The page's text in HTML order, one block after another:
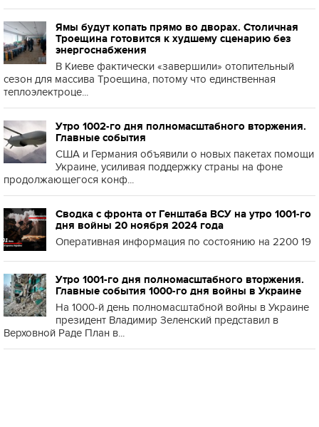
Ямы будут копать прямо во дворах. Столичная
Троещина готовится к худшему сценарию без
энергоснабжения
В Киеве фактически «завершили» отопительный
сезон для массива Троещина, потому что единственная
теплоэлектроце...
Утро 1002-го дня полномасштабного вторжения.
Главные события
США и Германия объявили о новых пакетах помощи
Украине, усиливая поддержку страны на фоне
продолжающегося конф...
Сводка с фронта от Генштаба ВСУ на утро 1001-го
дня войны 20 ноября 2024 года
Оперативная информация по состоянию на 2200 19
Утро 1001-го дня полномасштабного вторжения.
Главные события 1000-го дня войны в Украине
На 1000-й день полномасштабной войны в Украине
президент Владимир Зеленский представил в
Верховной Раде План в...